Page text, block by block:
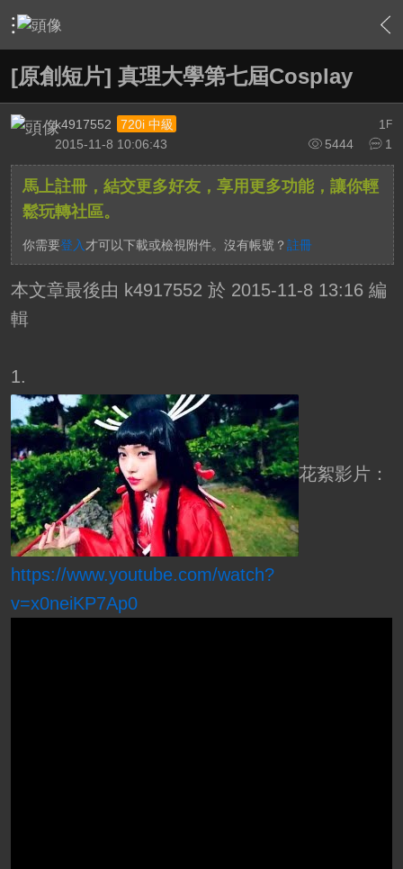
› 影片創作區 › 影片原創作品(線上觀賞區) › 內容
[原創短片] 真理大學第七屆Cosplay
1 F
k4917552
720i 中級
5444
1
2015-11-8 10:06:43
馬上註冊，結交更多好友，享用更多功能，讓你輕
鬆玩轉社區。
你需要登入 才可以下載或檢視附件。沒有帳號？ 註冊
本文章最後由 k4917552 於 2015-11-8 13:16 編
輯
1.
花絮影片：
https://www.youtube.com/watch?
v=x0neiKP7Ap0